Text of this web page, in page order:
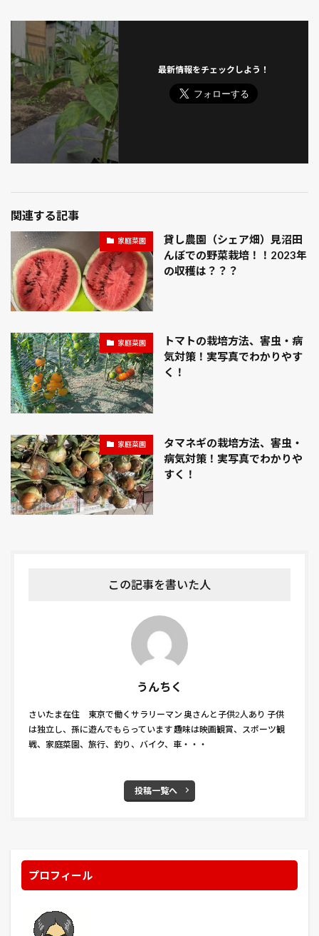
最新情報をチェックしよう！
関連する記事
家庭菜園
貸し農園（シェア畑）見沼田
んぼでの野菜栽培！！2023年
の収穫は？？？
家庭菜園
トマトの栽培方法、害虫・病
気対策！実写真でわかりやす
く！
家庭菜園
タマネギの栽培方法、害虫・
病気対策！実写真でわかりや
すく！
この記事を書いた人
うんちく
さいたま在住 東京で働くサラリーマン 奥さんと子供2人あり 子供
は独立し、孫に遊んでもらっています 趣味は映画観賞、スポーツ観
戦、家庭菜園、旅行、釣り、バイク、車・・・
投稿一覧へ
プロフィール